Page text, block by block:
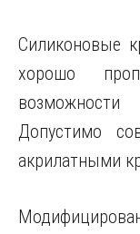
Силиконовые
хорошо
Допустимо
акрилатными